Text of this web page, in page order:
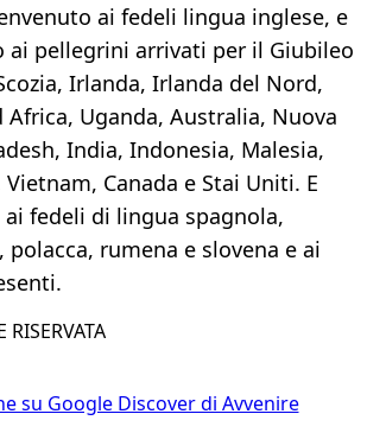
ai fedeli lingua inglese, e
ai pellegrini arrivati per il Giubileo
Irlanda, Irlanda del Nord,
Africa, Uganda, Australia, Nuova
India, Indonesia, Malesia,
Canada e Stai Uniti. E
fedeli di lingua spagnola,
polacca, rumena e slovena e ai
su Google Discover di Avvenire